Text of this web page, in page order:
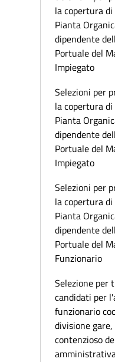
la copertura
Pianta
dipendente
Portuale del
Impiegato
Selezioni per
la copertura
Pianta
dipendente
Portuale del
Impiegato
Selezioni per
la copertura
Pianta
dipendente
Portuale del
Funzionario
Selezione per
candidati per
funzionario
divisione
contenzioso